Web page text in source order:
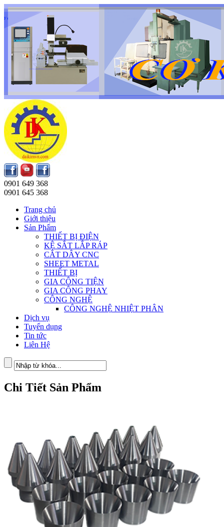
0901 649 368
0901 645 368
Trang chủ
Giới thiệu
Sản Phẩm
THIẾT BỊ ĐIỆN
KỆ SẮT LẮP RÁP
CẮT DÂY CNC
SHEET METAL
THIẾT BỊ
GIA CÔNG TIỆN
GIA CÔNG PHAY
CÔNG NGHỆ
CÔNG NGHỆ NHIỆT PHÂN
Dịch vụ
Tuyển dụng
Tin tức
Liên Hệ
Chi Tiết Sản Phẩm